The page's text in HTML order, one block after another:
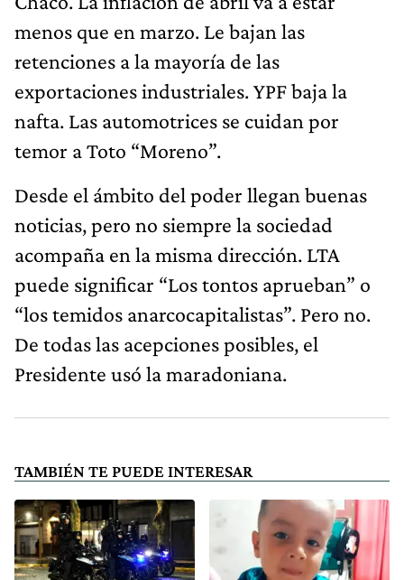
menos que en marzo. Le bajan las
retenciones a la mayoría de las
exportaciones industriales. YPF baja la
nafta. Las automotrices se cuidan por
temor a Toto “Moreno”.
Desde el ámbito del poder llegan buenas
noticias, pero no siempre la sociedad
acompaña en la misma dirección. LTA
puede significar “Los tontos aprueban” o
“los temidos anarcocapitalistas”. Pero no.
De todas las acepciones posibles, el
Presidente usó la maradoniana.
TAMBIÉN TE PUEDE INTERESAR